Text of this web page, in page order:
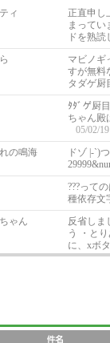
ィ
正直申し
まってい
ドを熟
マビノギ
すが無料
タダゲ厨
ﾀﾀﾞゲ厨
ちゃん殿
05/02/
の鳴海
ドゾ |-`)
???って
種依存文
ゃん
反省しま
う ・と
に、xボ